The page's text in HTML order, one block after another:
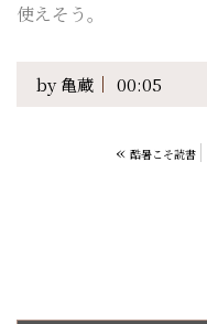
使えそう。
by亀蔵 00:05
« 酷暑こそ読書